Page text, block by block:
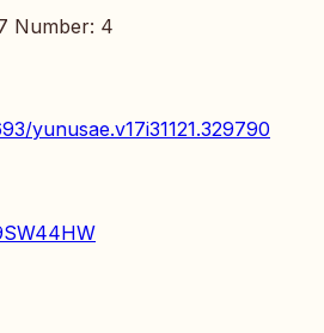
Number: 4
yunusae.v17i31121.329790